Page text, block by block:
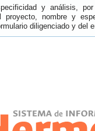
y análisis,
nombre y
diligenciado y del